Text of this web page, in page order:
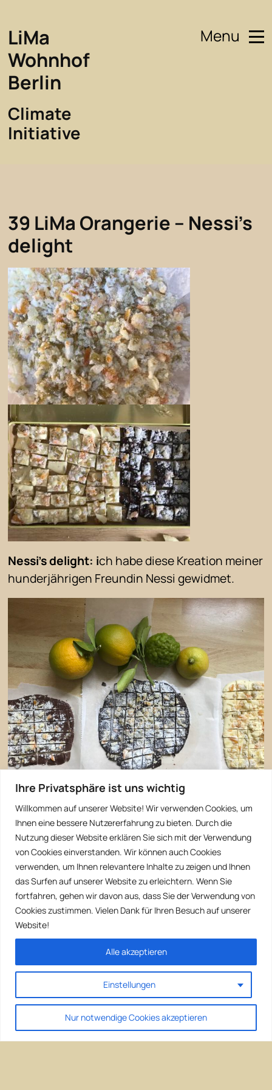
Ihre Privatsphäre ist uns wichtig
Willkommen auf unserer Website! Wir verwenden Cookies, um
Ihnen eine bessere Nutzererfahrung zu bieten. Durch die
Nutzung dieser Website erklären Sie sich mit der Verwendung
von Cookies einverstanden. Wir können auch Cookies
verwenden, um Ihnen relevantere Inhalte zu zeigen und Ihnen
das Surfen auf unserer Website zu erleichtern. Wenn Sie
fortfahren, gehen wir davon aus, dass Sie der Verwendung von
Cookies zustimmen. Vielen Dank für Ihren Besuch auf unserer
Website!
Einstellungen
Nur notwendige Cookies akzeptieren
Alle akzeptieren
LiMa
Wohnhof
Berlin
Climate
Initiative
Menu
39 LiMa Orangerie – Nessi’s
delight
Nessi’s delight: ich habe diese Kreation meiner
hunderjährigen Freundin Nessi gewidmet.